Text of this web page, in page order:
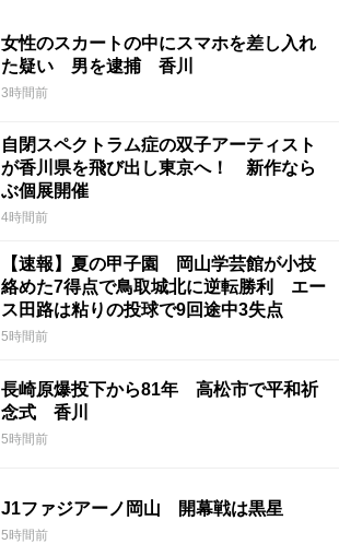
女性のスカートの中にスマホを差し入れ
た疑い 男を逮捕 香川
3時間前
自閉スペクトラム症の双子アーティスト
が香川県を飛び出し東京へ！ 新作なら
ぶ個展開催
4時間前
【速報】夏の甲子園 岡山学芸館が小技
絡めた7得点で鳥取城北に逆転勝利 エー
ス田路は粘りの投球で9回途中3失点
5時間前
長崎原爆投下から81年 高松市で平和祈
念式 香川
5時間前
J1ファジアーノ岡山 開幕戦は黒星
5時間前